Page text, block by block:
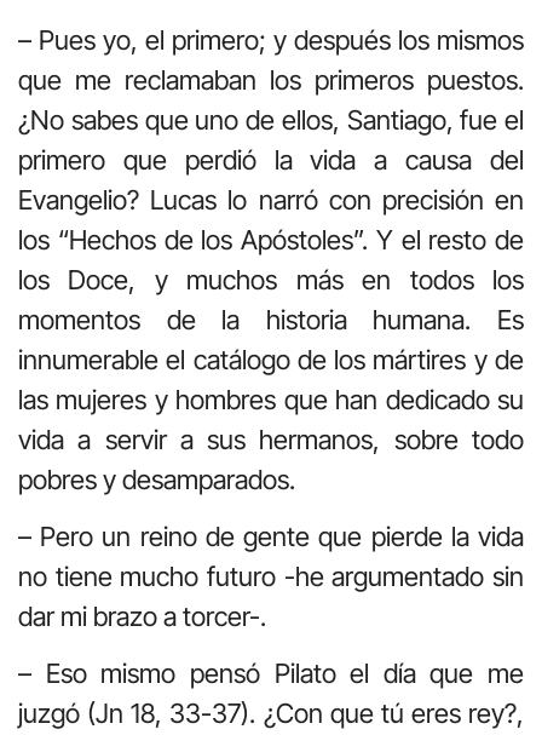
– Pues yo, el primero; y después los mismos
que me reclamaban los primeros puestos.
¿No sabes que uno de ellos, Santiago, fue el
primero que perdió la vida a causa del
Evangelio? Lucas lo narró con precisión en
los “Hechos de los Apóstoles”. Y el resto de
los Doce, y muchos más en todos los
momentos de la historia humana. Es
innumerable el catálogo de los mártires y de
las mujeres y hombres que han dedicado su
vida a servir a sus hermanos, sobre todo
pobres y desamparados.
– Pero un reino de gente que pierde la vida
no tiene mucho futuro -he argumentado sin
dar mi brazo a torcer-.
– Eso mismo pensó Pilato el día que me
juzgó (Jn 18, 33-37). ¿Con que tú eres rey?,